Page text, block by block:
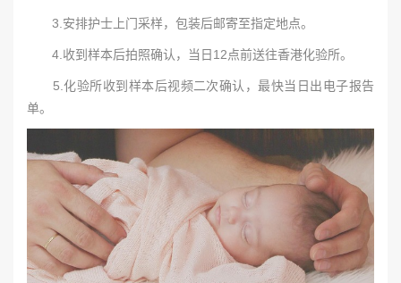
3.安排护士上门采样，包装后邮寄至指定地点。
4.收到样本后拍照确认，当日12点前送往香港化验所。
5.化验所收到样本后视频二次确认，最快当日出电子报告
单。